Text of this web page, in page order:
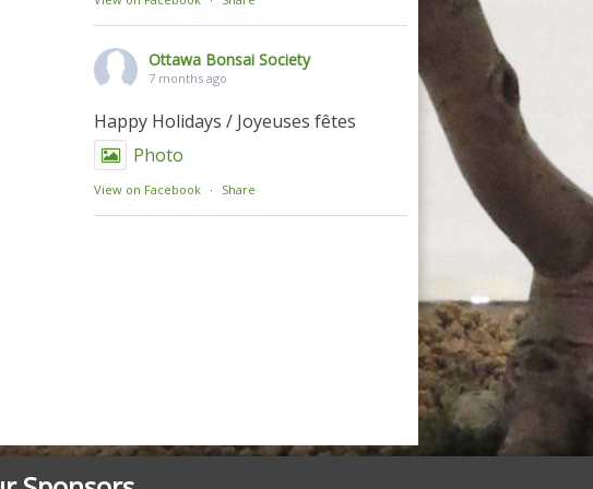
Ottawa Bonsai Society
7 months ago
Happy Holidays / Joyeuses fêtes
Photo
View on Facebook · Share